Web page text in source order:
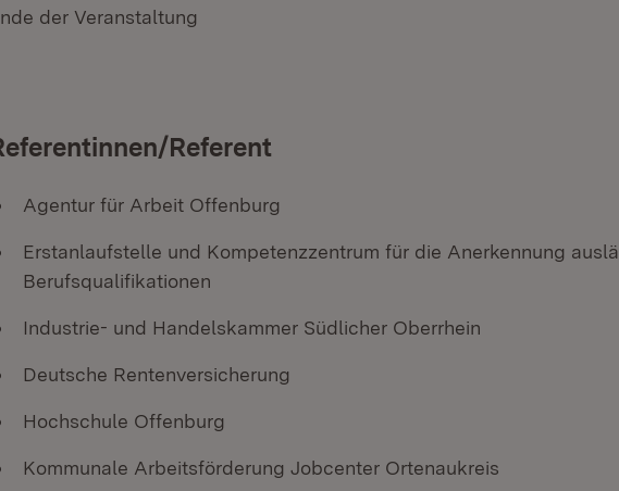
der Veranstaltung
Referent
Agentur für Arbeit Offenburg
Erstanlaufstelle und Kompetenzzentrum für die Anerkennung
Berufsqualifikationen
Industrie- und Handelskammer Südlicher Oberrhein
Deutsche Rentenversicherung
Hochschule Offenburg
Kommunale Arbeitsförderung Jobcenter Ortenaukreis